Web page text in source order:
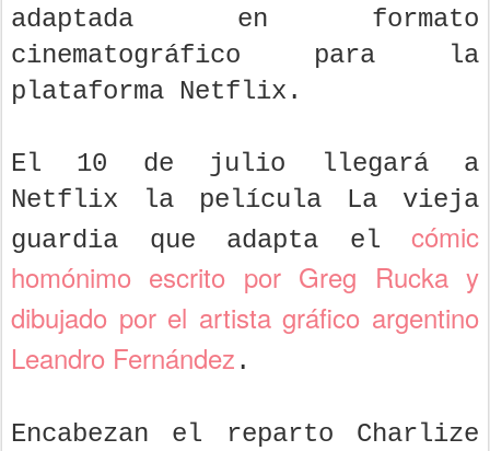
adaptada en formato
cinematográfico para la
plataforma Netflix.
El 10 de julio llegará a
Netflix la película La vieja
guardia que adapta el cómic
homónimo escrito por Greg Rucka y
dibujado por el artista gráfico argentino
Leandro Fernández .
Encabezan el reparto Charlize